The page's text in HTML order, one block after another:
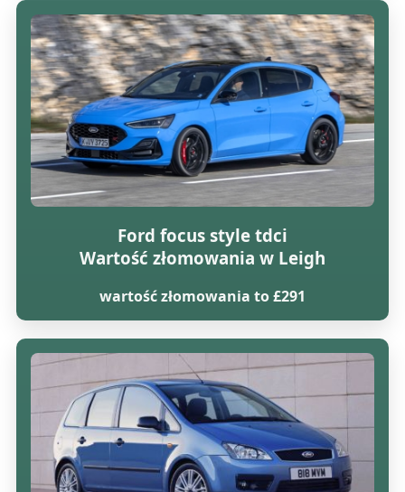
Ford focus style tdci
Wartość złomowania w Leigh
wartość złomowania to £291